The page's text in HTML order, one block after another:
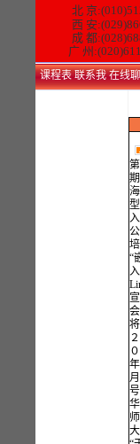
北 京
西 安
成 都
广 州
课程表 联系我 在线聊
“